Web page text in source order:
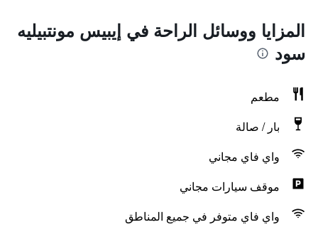
المزايا ووسائل الراحة في إيبيس مونتبيليه
سود
مطعم
بار / صالة
واي فاي مجاني
موقف سيارات مجاني
واي فاي متوفر في جميع المناطق